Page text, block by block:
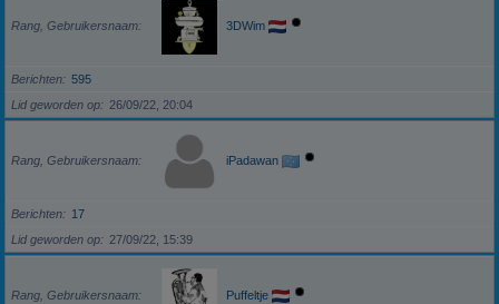
Rang, Gebruikersnaam 3DWim
Berichten
595
Lid geworden op
26/09/22, 20:04
Rang, Gebruikersnaam iPadawan
Berichten
17
Lid geworden op
27/09/22, 15:39
Rang, Gebruikersnaam Puffeltje